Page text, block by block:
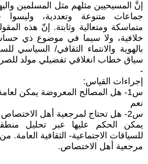
إنَّ المسيحيين مثلهم مثل المسلمين
جماعات متنوعة وتعددية، وليسوا
متماسكة ومتعالية وثابتة. إنّ هذه
خلافية، ولا سيما في موضوع ذي
بالهوية والانتماء الثقافي/ السياسي
سياق خطاب انغلاقي تفضيلي مولد
-
إجراءات القياس:
س1- هل المصالح المعروضة يمكن لعامة الناس فهمها؟
نعم
س2- هل تحتاج لمرجعية أهل الاختصاص في علم معين؟
يمكن الحكم عليها عبر تحليل
للسياقات الاجتماعية- الثقافية العامة.
مرجعية أهل الاختصاص.